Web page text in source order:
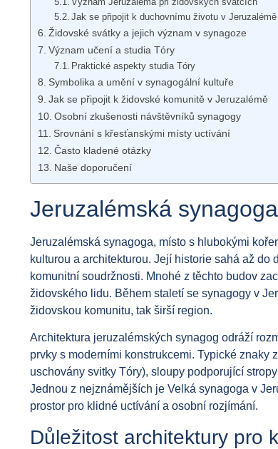
Jak se připojit k duchovnímu životu v Jeruzalémě
Židovské svátky a jejich význam v synagoze
Význam učení a studia Tóry
Praktické aspekty studia Tóry
Symbolika a umění v synagogální kultuře
Jak se připojit k židovské komunitě v Jeruzalémě
Osobní zkušenosti návštěvníků synagogy
Srovnání s křesťanskými místy uctívání
Často kladené otázky
Naše doporučení
Jeruzalémská
Jeruzalémská synagoga, místo s hlubokými
kulturou a architekturou. Její historie sahá až
komunitní soudržnosti. Mnohé z těchto budov
židovského lidu. Během staletí se synagogy v
židovskou komunitu, tak širší region.
Architektura jeruzalémských synagog odráží
prvky s moderními konstrukcemi. Typické znaky
uschovány svitky Tóry), sloupy podporující
Jednou z nejznámějších je Velká synagoga v
prostor pro klidné uctívání a osobní rozjímání.
Důležitost architektury pro